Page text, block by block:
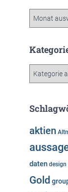
h
g
r
i
n
aktien
daten design
Gold